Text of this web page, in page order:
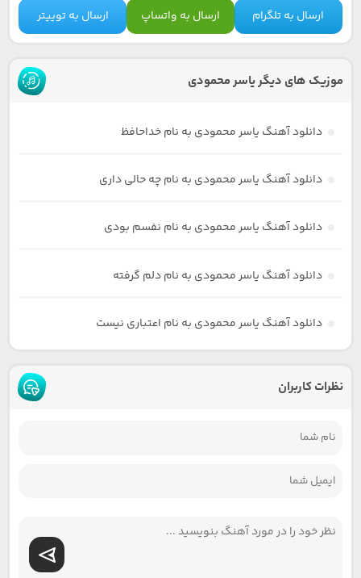
ارسال به تلگرام ارسال به واتساپ ارسال به توییتر
موزیک های دیگر یاسر محمودی
دانلود آهنگ یاسر محمودی به نام خداحافظ
دانلود آهنگ یاسر محمودی به نام چه حالی داری
دانلود آهنگ یاسر محمودی به نام نفسم بودی
دانلود آهنگ یاسر محمودی به نام دلم گرفته
دانلود آهنگ یاسر محمودی به نام اعتباری نیست
نظرات کاربران